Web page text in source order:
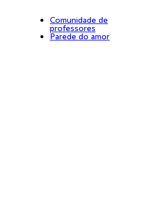
Comunidade de
professores
Parede do amor